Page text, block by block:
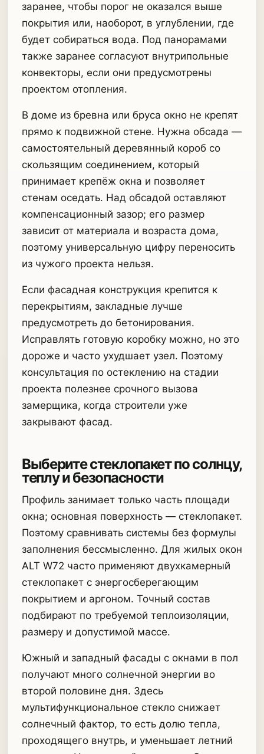
заранее, чтобы порог не оказался выше
покрытия или, наоборот, в углублении, где
будет собираться вода. Под панорамами
также заранее согласуют внутрипольные
конвекторы, если они предусмотрены
проектом отопления.
В доме из бревна или бруса окно не крепят
прямо к подвижной стене. Нужна обсада —
самостоятельный деревянный короб со
скользящим соединением, который
принимает крепёж окна и позволяет
стенам оседать. Над обсадой оставляют
компенсационный зазор; его размер
зависит от материала и возраста дома,
поэтому универсальную цифру переносить
из чужого проекта нельзя.
Если фасадная конструкция крепится к
перекрытиям, закладные лучше
предусмотреть до бетонирования.
Исправлять готовую коробку можно, но это
дороже и часто ухудшает узел. Поэтому
консультация по остеклению на стадии
проекта полезнее срочного вызова
замерщика, когда строители уже
закрывают фасад.
Выберите стеклопакет по солнцу,
теплу и безопасности
Профиль занимает только часть площади
окна; основная поверхность — стеклопакет.
Поэтому сравнивать системы без формулы
заполнения бессмысленно. Для жилых окон
ALT W72 часто применяют двухкамерный
стеклопакет с энергосберегающим
покрытием и аргоном. Точный состав
подбирают по требуемой теплоизоляции,
размеру и допустимой массе.
Южный и западный фасады с окнами в пол
получают много солнечной энергии во
второй половине дня. Здесь
мультифункциональное стекло снижает
солнечный фактор, то есть долю тепла,
проходящего внутрь, и уменьшает летний